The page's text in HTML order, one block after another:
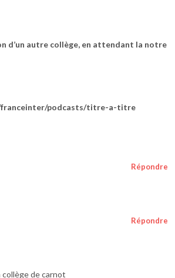
d’un autre collège, en attendant la notre
franceinter/podcasts/titre-a-titre
Répondre
Répondre
collège de carnot